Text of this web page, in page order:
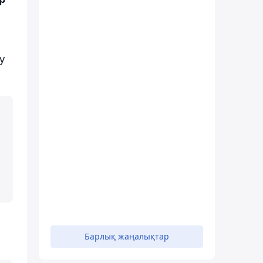
Барлық жаңалықтар